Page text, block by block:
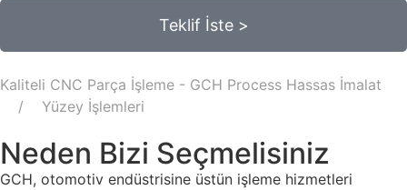
Teklif İste >
Kaliteli CNC Parça İşleme - GCH Process Hassas İmalat
Yüzey İşlemleri
Neden Bizi Seçmelisiniz
GCH, otomotiv endüstrisine üstün işleme hizmetleri